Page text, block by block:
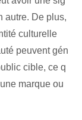
autre. De plus,
culturelle
peuvent gén
cible, ce q
marque ou